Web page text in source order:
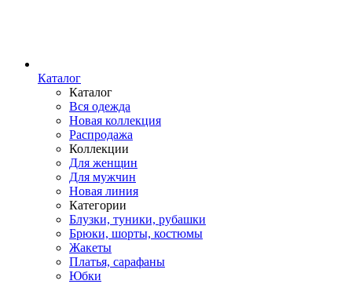
Каталог
Каталог
Вся одежда
Новая коллекция
Распродажа
Коллекции
Для женщин
Для мужчин
Новая линия
Категории
Блузки, туники, рубашки
Брюки, шорты, костюмы
Жакеты
Платья, сарафаны
Юбки